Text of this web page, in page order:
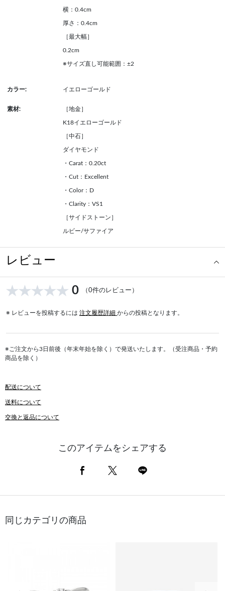
横：0.4cm
厚さ：0.4cm
［最大幅］
0.2cm
※サイズ直し可能範囲：±2
カラー: イエローゴールド
素材: ［地金］
K18イエローゴールド
［中石］
ダイヤモンド
・Carat：0.20ct
・Cut：Excellent
・Color：D
・Clarity：VS1
［サイドストーン］
ルビー/サファイア
レビュー
0 （0件のレビュー）
※ レビューを投稿するには 注文履歴詳細 からの投稿となります。
※ご注文から3日前後（年末年始を除く）で発送いたします。（受注商品・予約
商品を除く）
配送について
送料について
交換と返品について
このアイテムをシェアする
同じカテゴリの商品